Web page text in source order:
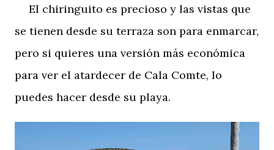
El chiringuito es precioso y las vistas que
se tienen desde su terraza son para enmarcar,
pero si quieres una versión más económica
para ver el atardecer de Cala Comte, lo
puedes hacer desde su playa.